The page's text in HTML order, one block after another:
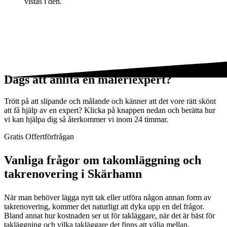
Dags att anlita en måleriexpert?
Trött på att slipande och målande och känner att det vore rätt skönt
att få hjälp av en expert? Klicka på knappen nedan och berätta hur
vi kan hjälpa dig så återkommer vi inom 24 timmar.
Gratis Offertförfrågan
Vanliga frågor om takomläggning och
takrenovering i Skärhamn
När man behöver lägga nytt tak eller utföra någon annan form av
takrenovering, kommer det naturligt att dyka upp en del frågor.
Bland annat hur kostnaden ser ut för takläggare, när det är bäst för
takläggning och vilka takläggare det finns att välja mellan.